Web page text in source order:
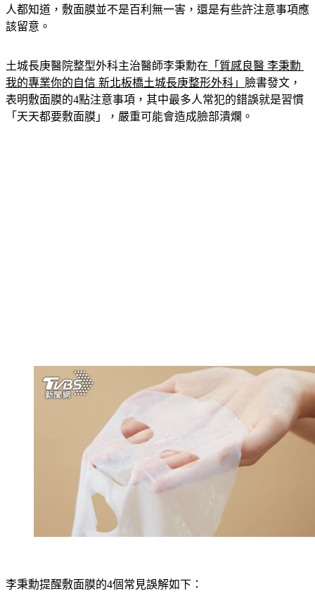
人都知道，敷面膜並不是百利無一害，還是有些許注意事項應
該留意。
土城長庚醫院整型外科主治醫師李秉勳在 「質感良醫 李秉勳
我的專業你的自信 新北板橋土城長庚整形外科」 臉書發文，
表明敷面膜的4點注意事項，其中最多人常犯的錯誤就是習慣
「天天都要敷面膜」，嚴重可能會造成臉部潰爛。
李秉勳提醒敷面膜的4個常見誤解如下：